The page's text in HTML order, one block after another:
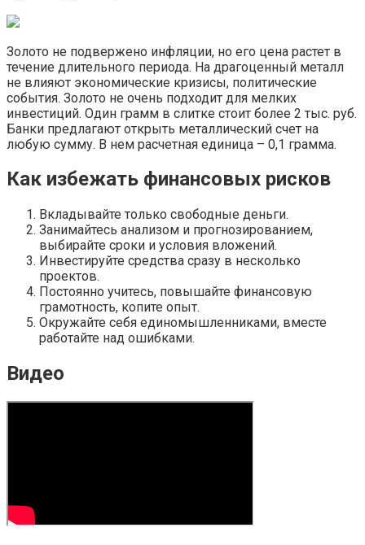
Золото не подвержено инфляции, но его цена растет в
течение длительного периода. На драгоценный металл
не влияют экономические кризисы, политические
события. Золото не очень подходит для мелких
инвестиций. Один грамм в слитке стоит более 2 тыс. руб.
Банки предлагают открыть металлический счет на
любую сумму. В нем расчетная единица – 0,1 грамма.
Как избежать финансовых рисков
Вкладывайте только свободные деньги.
Занимайтесь анализом и прогнозированием,
выбирайте сроки и условия вложений.
Инвестируйте средства сразу в несколько
проектов.
Постоянно учитесь, повышайте финансовую
грамотность, копите опыт.
Окружайте себя единомышленниками, вместе
работайте над ошибками.
Видео